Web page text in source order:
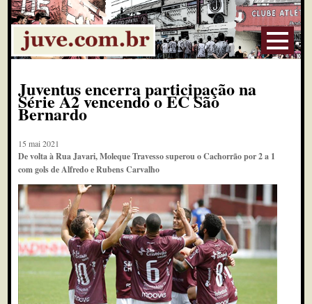
Juventus encerra participação na
Série A2 vencendo o EC São
Bernardo
15 mai 2021
De volta à Rua Javari, Moleque Travesso superou o Cachorrão por 2 a 1
com gols de Alfredo e Rubens Carvalho